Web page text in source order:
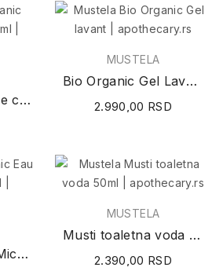
Bio Organic Crème change 75ml
MUSTELA
Bio Organic Gel Lavant 400ml
2.990,00 RSD
Bio Organic Eau Micellaire 400ml
MUSTELA
Musti toaletna voda 50ml
2.390,00 RSD